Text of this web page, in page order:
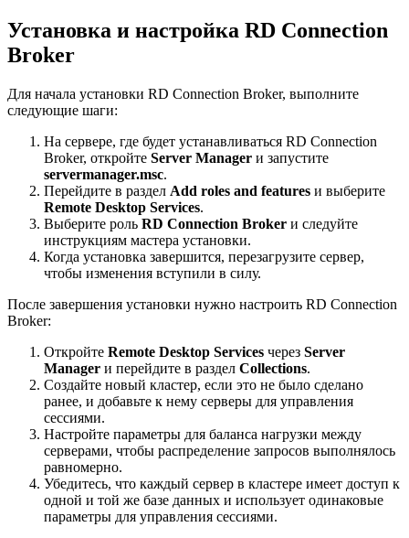
Установка и настройка RD Connection
Broker
Для начала установки RD Connection Broker, выполните
следующие шаги:
На сервере, где будет устанавливаться RD Connection
Broker, откройте Server Manager и запустите
servermanager.msc.
Перейдите в раздел Add roles and features и выберите
Remote Desktop Services.
Выберите роль RD Connection Broker и следуйте
инструкциям мастера установки.
Когда установка завершится, перезагрузите сервер,
чтобы изменения вступили в силу.
После завершения установки нужно настроить RD Connection
Broker:
Откройте Remote Desktop Services через Server
Manager и перейдите в раздел Collections.
Создайте новый кластер, если это не было сделано
ранее, и добавьте к нему серверы для управления
сессиями.
Настройте параметры для баланса нагрузки между
серверами, чтобы распределение запросов выполнялось
равномерно.
Убедитесь, что каждый сервер в кластере имеет доступ к
одной и той же базе данных и использует одинаковые
параметры для управления сессиями.